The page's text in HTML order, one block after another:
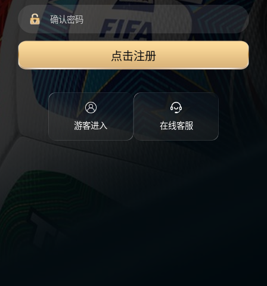
点击注册
游客进入 在线客服